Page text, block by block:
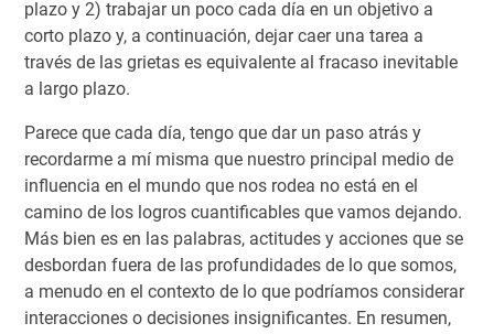
plazo y 2) trabajar un poco cada día en un objetivo a
corto plazo y, a continuación, dejar caer una tarea a
través de las grietas es equivalente al fracaso inevitable
a largo plazo.
Parece que cada día, tengo que dar un paso atrás y
recordarme a mí misma que nuestro principal medio de
influencia en el mundo que nos rodea no está en el
camino de los logros cuantificables que vamos dejando.
Más bien es en las palabras, actitudes y acciones que se
desbordan fuera de las profundidades de lo que somos,
a menudo en el contexto de lo que podríamos considerar
interacciones o decisiones insignificantes. En resumen,